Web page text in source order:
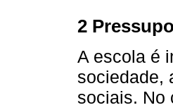
2
A escola é
sociedade,
sociais. No